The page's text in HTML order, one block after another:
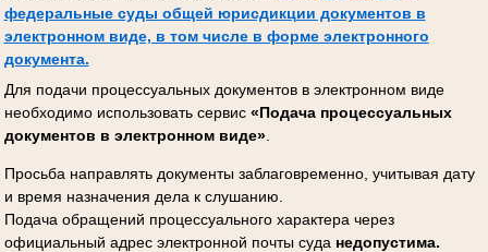
федеральные суды общей юрисдикции документов в
электронном виде, в том числе в форме электронного
документа.
Для подачи процессуальных документов в электронном виде
необходимо использовать сервис «Подача процессуальных
документов в электронном виде».
Просьба направлять документы заблаговременно, учитывая дату
и время назначения дела к слушанию.
Подача обращений процессуального характера через
официальный адрес электронной почты суда недопустима.